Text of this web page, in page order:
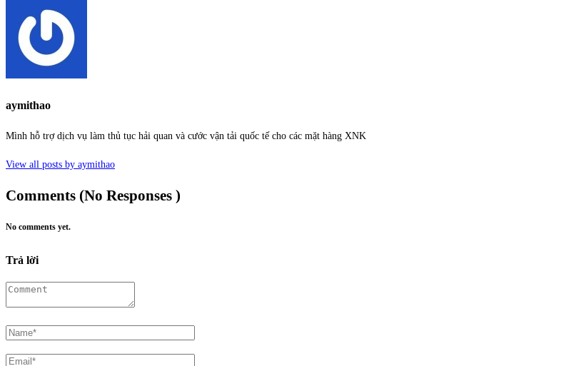
aymithao
Mình hỗ trợ dịch vụ làm thủ tục hải quan và cước vận tải quốc tế cho các mặt hàng XNK
View all posts by aymithao
Comments (No Responses )
No comments yet.
Trả lời